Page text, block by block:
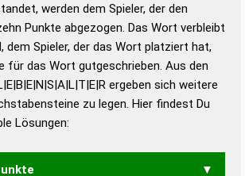
Duden – Standardwerk in 12 Bänden
Duden – Richtiges und gutes
Deutsch
Duden – Die deutsche Grammatik
Duden – Deutsches
Universalwörterbuch
werden dem Spieler, der den
Punkte abgezogen. Das Wort verbleibt
dem Spieler, der das Wort platziert hat,
für das Wort gutgeschrieben. Aus den
ergeben sich weitere
zu legen. Hier findest Du
Lösungen: